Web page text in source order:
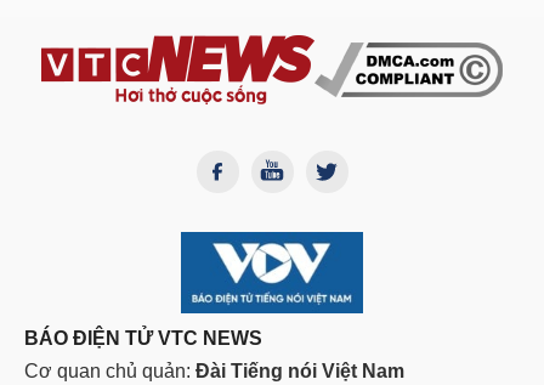
BÁO ĐIỆN TỬ VTC NEWS
Cơ quan chủ quản: Đài Tiếng nói Việt Nam